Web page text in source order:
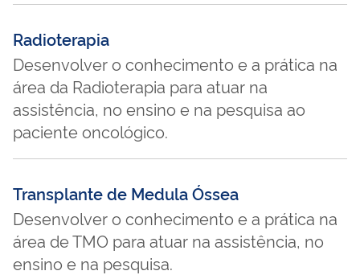
Radioterapia
Desenvolver o conhecimento e a prática na
área da Radioterapia para atuar na
assistência, no ensino e na pesquisa ao
paciente oncológico.
Transplante de Medula Óssea
Desenvolver o conhecimento e a prática na
área de TMO para atuar na assistência, no
ensino e na pesquisa.